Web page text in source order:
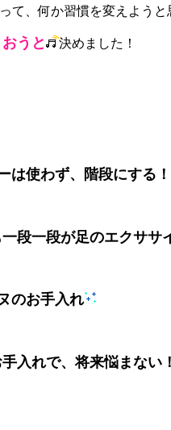
て、何か習慣を変えよう
うと 決めました！
は使わず、階段にする！
段一段が足のエクササ
のお手入れ
入れで、将来悩まな